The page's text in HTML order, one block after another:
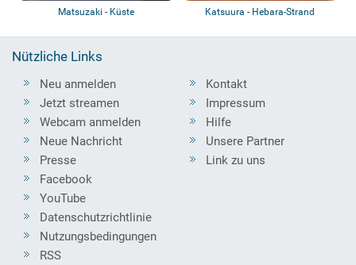
Matsuzaki - Küste Katsuura - Hebara-Strand
Nützliche Links
Neu anmelden
Jetzt streamen
Webcam anmelden
Neue Nachricht
Presse
Kontakt
Impressum
Hilfe
Unsere Partner
Link zu uns
Facebook
YouTube
Datenschutzrichtlinie
Nutzungsbedingungen
RSS